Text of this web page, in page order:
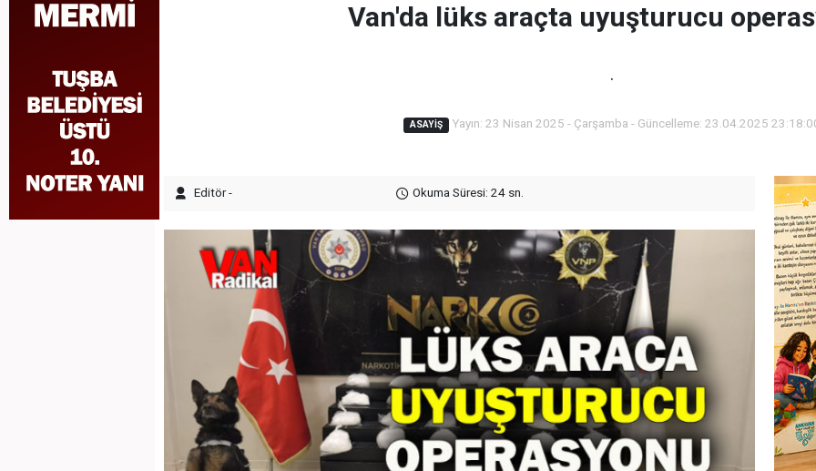
Van'da lüks araçta uyuşturucu
.
ASAYIŞ Yayın: 23 Nisan 2025 - Çarşamba - Güncelleme: 23.04.2025
Editör - Okuma Süresi: 24 sn.